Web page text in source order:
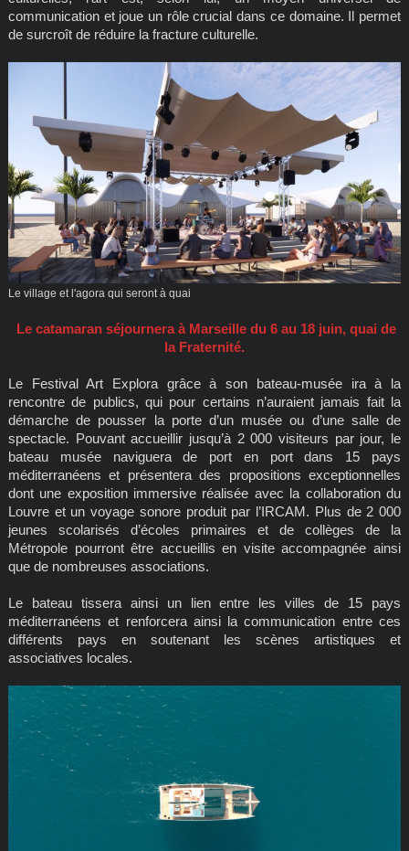
communication et joue un rôle crucial dans ce domaine. Il permet
de surcroît de réduire la fracture culturelle.
Le village et l'agora qui seront à quai
Le catamaran séjournera à Marseille du 6 au 18 juin, quai de
la Fraternité.
Le Festival Art Explora grâce à son bateau-musée ira à la
rencontre de publics, qui pour certains n’auraient jamais fait la
démarche de pousser la porte d’un musée ou d’une salle de
spectacle. Pouvant accueillir jusqu’à 2 000 visiteurs par jour, le
bateau musée naviguera de port en port dans 15 pays
méditerranéens et présentera des propositions exceptionnelles
dont une exposition immersive réalisée avec la collaboration du
Louvre et un voyage sonore produit par l’IRCAM. Plus de 2 000
jeunes scolarisés d’écoles primaires et de collèges de la
Métropole pourront être accueillis en visite accompagnée ainsi
que de nombreuses associations.
Le bateau tissera ainsi un lien entre les villes de 15 pays
méditerranéens et renforcera ainsi la communication entre ces
différents pays en soutenant les scènes artistiques et
associatives locales.